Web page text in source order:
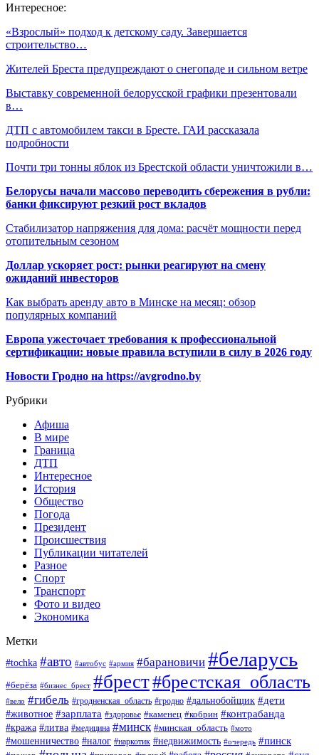
Интересное:
«Взрослый» подход к детскому саду. Завершается
строительство…
Жителей Бреста предупреждают о снегопаде и сильном ветре
Выставку современной белорусской графики презентовали
в…
ДТП с автомобилем такси в Бресте. ГАИ рассказала
подробности
Почти три тонны яблок из Брестской области уничтожили в…
Белорусы начали массово переводить сбережения в рубли:
банки фиксируют резкий рост вкладов
Стабилизатор напряжения для дома: расчёт мощности перед
отопительным сезоном
Доллар ускоряет рост: рынки реагируют на смену
ожиданий инвесторов
Как выбрать аренду авто в Минске на месяц: обзор
популярных компаний
Европа ужесточает требования к профессиональной
сертификации: новые правила вступили в силу в 2026 году
Новости Гродно на https://avgrodno.by
Рубрики
Афиша
В мире
Граница
ДТП
Интересное
История
Общество
Погода
Президент
Происшествия
Публикации читателей
Разное
Спорт
Транспорт
Фото и видео
Экономика
Метки
#tochka #авто #автобус #армия #барановичи #беларусь
#берёза #бизнес_брест #брест#брестская_область
#вело #гибель #гродненская_область #гродно #дальнобойщик #дети
#животное #зарплата #здоровье #каменец #кобрин #контрабанда
#кража #литва #медицина #минск #минская_область #мото
#мошенничество #налог #наркотик #недвижимость #очередь #пинск